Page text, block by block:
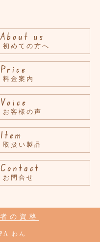
About us
初めての方へ
Price
料金案内
Voice
お客様の声
Item
取扱い製品
Contact
お問合せ
の資格
わん